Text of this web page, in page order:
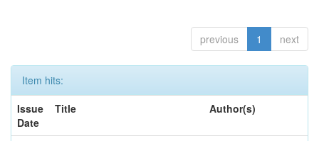
previous 1 next
Item hits:
Issue
Date
Title Author(s)